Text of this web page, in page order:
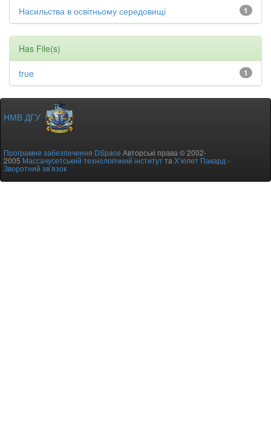
1
Насильства в освітньому середовищі
Has File(s)
1
true
НМВ ДГУ
Програмне забезпечення DSpace Авторські права © 2002-
2005Массачусетський технологічний інститутта Х’юлет Пакард -
Зворотний зв’язок